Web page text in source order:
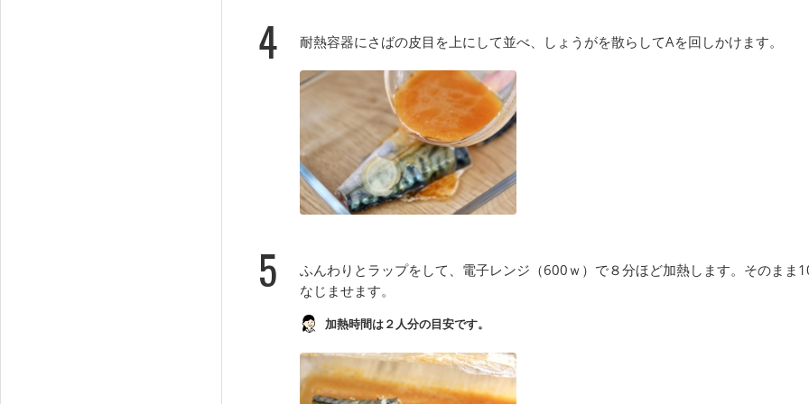
4 耐熱容器にさばの皮目を上にして並べ、しょうがを散らしてAを回しかけます。
5
ふんわりとラップをして、電子レンジ（600ｗ）で８分ほど加熱します。そのまま
なじませます。
加熱時間は２人分の目安です。